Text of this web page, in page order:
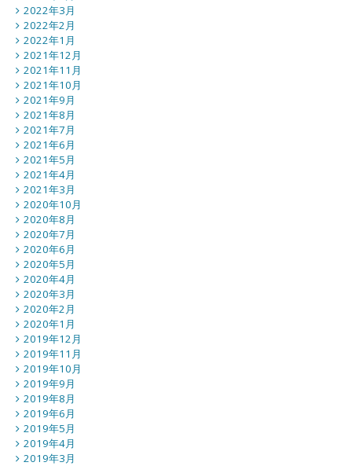
2022年3月
2022年2月
2022年1月
2021年12月
2021年11月
2021年10月
2021年9月
2021年8月
2021年7月
2021年6月
2021年5月
2021年4月
2021年3月
2020年10月
2020年8月
2020年7月
2020年6月
2020年5月
2020年4月
2020年3月
2020年2月
2020年1月
2019年12月
2019年11月
2019年10月
2019年9月
2019年8月
2019年6月
2019年5月
2019年4月
2019年3月